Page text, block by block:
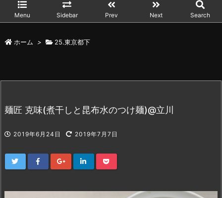
Menu Sidebar Prev Next Search
ホーム > 25.東京都下
麺匠 克味(煮干しと昆布水のつけ麺)@立川
2019年6月24日 2019年7月7日